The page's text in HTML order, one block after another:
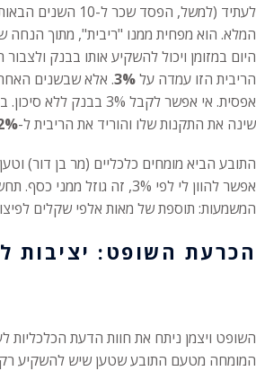
לעתיד (למשל, הפסד
המלא. הוא מפחית ממנו "ריבית", מתוך
היום במזומן ויכול להשקיע אותו בבנק
הריבית הזו עמדה על3%. אלא שבשנים
אפסית. אי אפשר לקבל 3%
שינה את התקנות שלו והוריד את הריבית ל-
המשמעות: תוספת של מאות אלפי שקלים
הכרעת השופט: יציבות
השופט ויצמן ניתח את חוות הדעת
המומחה מטעם התובע שטען שיש להשקיע